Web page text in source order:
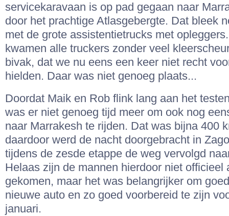
servicekaravaan is op pad gegaan naar
door het prachtige Atlasgebergte. Dat bleek
met de grote assistentietrucks met
kwamen alle truckers zonder veel
bivak, dat we nu eens een keer niet recht
hielden. Daar was niet genoeg plaats...
Doordat Maik en Rob flink lang aan het
was er niet genoeg tijd meer om ook nog
naar Marrakesh te rijden. Dat was bijna 400
daardoor werd de nacht doorgebracht in
tijdens de zesde etappe de weg vervolgd
Helaas zijn de mannen hierdoor niet officieel
gekomen, maar het was belangrijker om
nieuwe auto en zo goed voorbereid te zijn
januari.